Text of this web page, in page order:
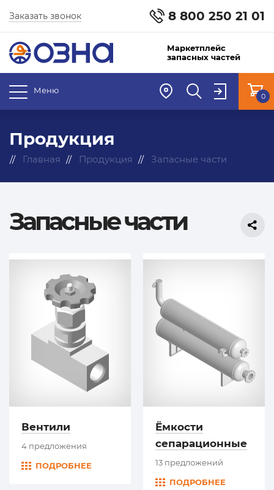
8 800 250 21 01
Заказать звонок
Маркетплейс
запасных частей
Меню
0
Продукция
Главная Продукция Запасные части
Запасные части
Вентили
4 предложения
ПОДРОБНЕЕ
Ёмкости
сепарационные
13 предложений
ПОДРОБНЕЕ